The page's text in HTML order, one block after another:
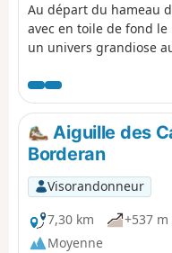
Au départ du hameau
avec en toile de fond
un univers grandiose
des Aravis.
Aiguille des
Borderan
Visorandonneur
7,30 km
+537 m
Moyenne